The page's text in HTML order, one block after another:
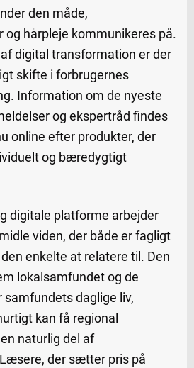
den måde,
og hårpleje kommunikeres på.
digital transformation er der
skifte i forbrugernes
Information om de nyeste
og ekspertråd findes
online efter produkter, der
og bæredygtigt
digitale platforme arbejder
viden, der både er fagligt
enkelte at relatere til. Den
lokalsamfundet og de
daglige liv,
kan få regional
naturlig del af
der sætter pris på